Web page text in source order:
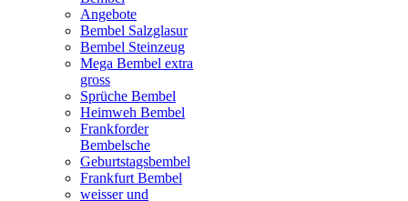
Angebote
Bembel Salzglasur
Bembel Steinzeug
Mega Bembel extra
gross
Sprüche Bembel
Heimweh Bembel
Frankforder
Bembelsche
Geburtstagsbembel
Frankfurt Bembel
weisser und